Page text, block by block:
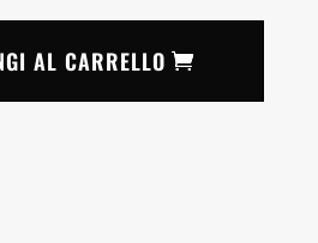
AL CARRELLO